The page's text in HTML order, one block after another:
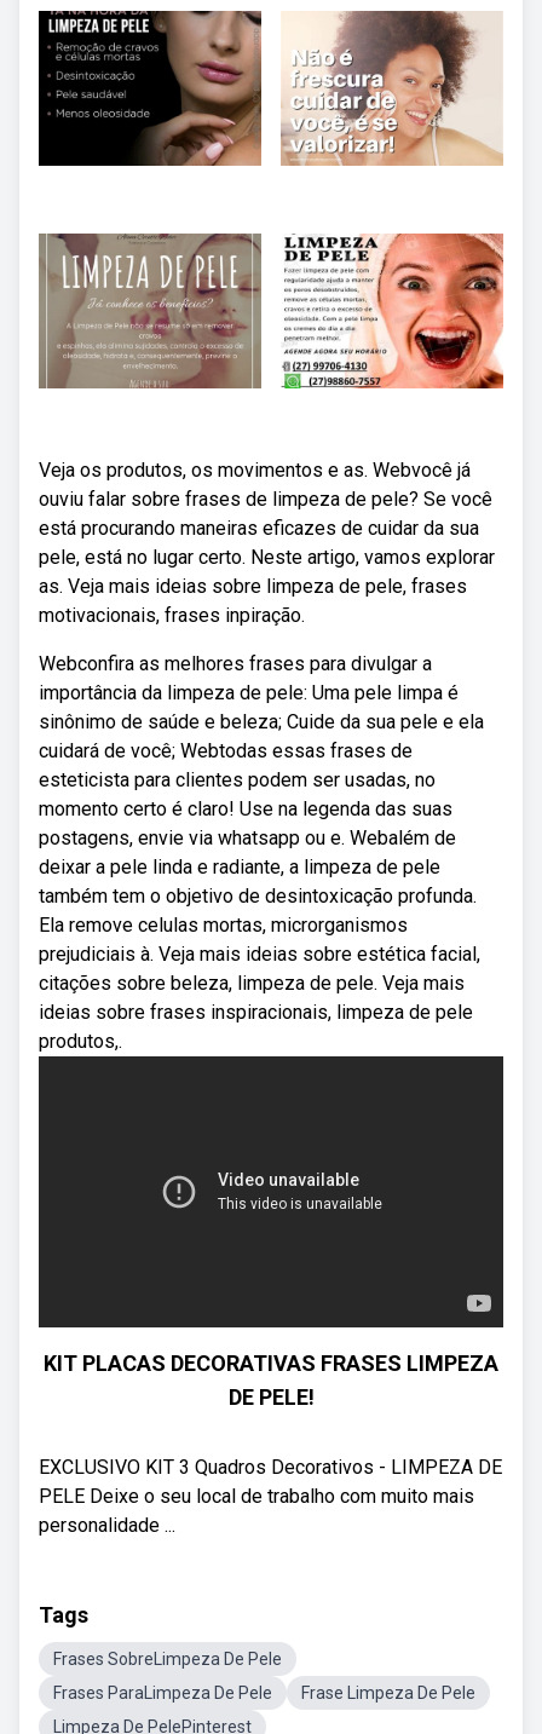
Veja os produtos, os movimentos e as. Webvocê já
ouviu falar sobre frases de limpeza de pele? Se você
está procurando maneiras eficazes de cuidar da sua
pele, está no lugar certo. Neste artigo, vamos explorar
as. Veja mais ideias sobre limpeza de pele, frases
motivacionais, frases inpiração.
Webconfira as melhores frases para divulgar a
importância da limpeza de pele: Uma pele limpa é
sinônimo de saúde e beleza; Cuide da sua pele e ela
cuidará de você; Webtodas essas frases de
esteticista para clientes podem ser usadas, no
momento certo é claro! Use na legenda das suas
postagens, envie via whatsapp ou e. Webalém de
deixar a pele linda e radiante, a limpeza de pele
também tem o objetivo de desintoxicação profunda.
Ela remove celulas mortas, microrganismos
prejudiciais à. Veja mais ideias sobre estética facial,
citações sobre beleza, limpeza de pele. Veja mais
ideias sobre frases inspiracionais, limpeza de pele
produtos,.
KIT PLACAS DECORATIVAS FRASES LIMPEZA
DE PELE!
EXCLUSIVO KIT 3 Quadros Decorativos - LIMPEZA DE
PELE Deixe o seu local de trabalho com muito mais
personalidade ...
Tags
Frases SobreLimpeza De Pele
Frases ParaLimpeza De Pele
Frase Limpeza De Pele
Limpeza De PelePinterest